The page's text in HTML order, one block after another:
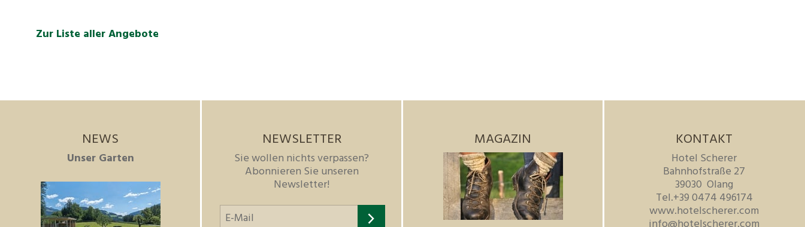
Zur Liste aller Angebote
NEWS
Unser Garten
NEWSLETTER
Sie wollen nichts verpassen?
Abonnieren Sie unseren
Newsletter!
MAGAZIN KONTAKT
Hotel Scherer
Bahnhofstraße 27
39030 Olang
Tel.+39 0474 496174
www.hotelscherer.com